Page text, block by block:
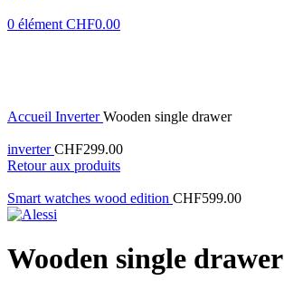
0 élément CHF0.00
Agrandir
Accueil InverterWooden single drawer
inverterCHF299.00
Retour aux produits
Smart watches wood edition CHF599.00
Wooden single drawer